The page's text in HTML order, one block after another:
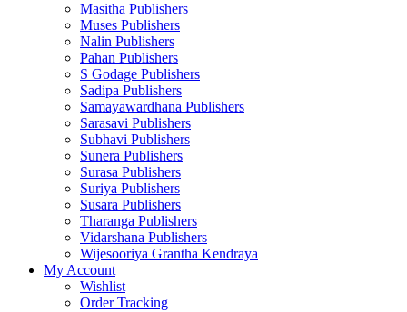
Masitha Publishers
Muses Publishers
Nalin Publishers
Pahan Publishers
S Godage Publishers
Sadipa Publishers
Samayawardhana Publishers
Sarasavi Publishers
Subhavi Publishers
Sunera Publishers
Surasa Publishers
Suriya Publishers
Susara Publishers
Tharanga Publishers
Vidarshana Publishers
Wijesooriya Grantha Kendraya
My Account
Wishlist
Order Tracking